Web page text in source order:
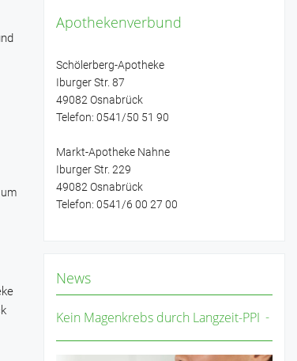
Apothekenverbund
Schölerberg-Apotheke
Iburger Str. 87
49082 Osnabrück
Telefon: 0541/50 51 90
Markt-Apotheke Nahne
Iburger Str. 229
49082 Osnabrück
Telefon: 0541/6 00 27 00
News
Kein Magenkrebs durch Langzeit-PPI